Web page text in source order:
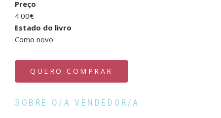
Preço
4.00€
Estado do livro
Como novo
QUERO COMPRAR
SOBRE O/A VENDEDOR/A